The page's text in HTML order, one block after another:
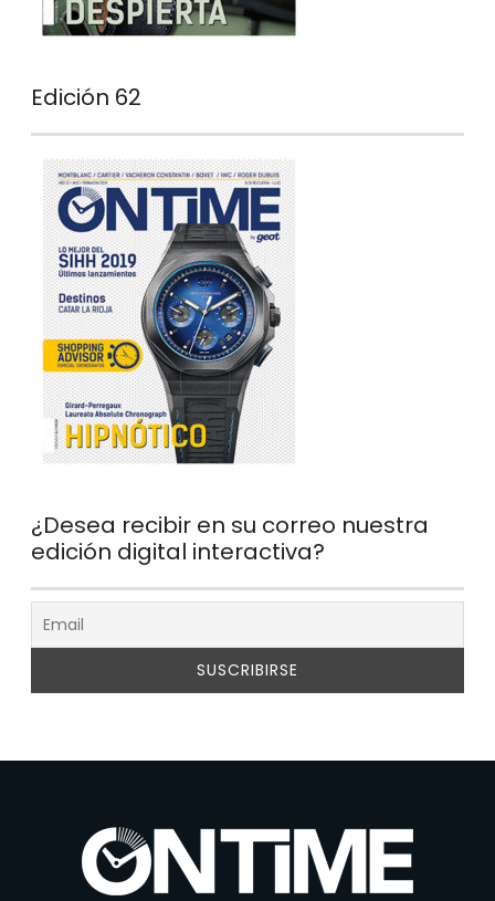
Edición 62
¿Desea recibir en su correo nuestra
edición digital interactiva?